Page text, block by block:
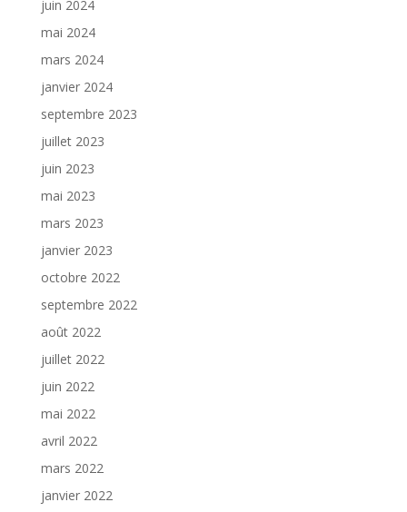
juin 2024
mai 2024
mars 2024
janvier 2024
septembre 2023
juillet 2023
juin 2023
mai 2023
mars 2023
janvier 2023
octobre 2022
septembre 2022
août 2022
juillet 2022
juin 2022
mai 2022
avril 2022
mars 2022
janvier 2022